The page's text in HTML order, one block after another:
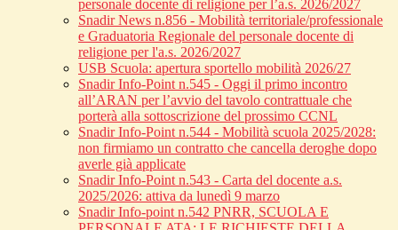
personale docente di religione per l’a.s. 2026/2027
Snadir News n.856 - Mobilità territoriale/professionale
e Graduatoria Regionale del personale docente di
religione per l'a.s. 2026/2027
USB Scuola: apertura sportello mobilità 2026/27
Snadir Info-Point n.545 - Oggi il primo incontro
all’ARAN per l’avvio del tavolo contrattuale che
porterà alla sottoscrizione del prossimo CCNL
Snadir Info-Point n.544 - Mobilità scuola 2025/2028:
non firmiamo un contratto che cancella deroghe dopo
averle già applicate
Snadir Info-Point n.543 - Carta del docente a.s.
2025/2026: attiva da lunedì 9 marzo
Snadir Info-point n.542 PNRR, SCUOLA E